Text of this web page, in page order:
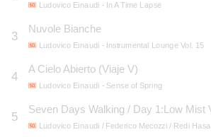
Ludovico Einaudi - In A Time Lapse
3
Nuvole Bianche
Ludovico Einaudi - Instrumental Lounge Vol. 15
4
A Cielo Abierto (Viaje V)
Ludovico Einaudi - Sense of Spring
5
Seven Days Walking / Day 1:Low Mist
Ludovico Einaudi / Federico Mecozzi / Redi Hasa